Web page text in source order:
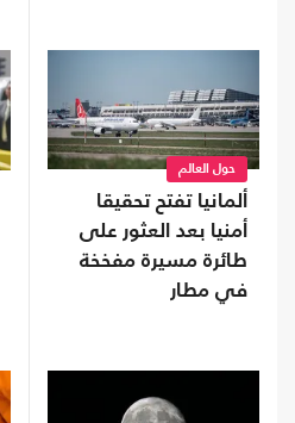
حول العالم
ألمانيا تفتح تحقيقا
أمنيا بعد العثور على
طائرة مسيرة مفخخة
في مطار